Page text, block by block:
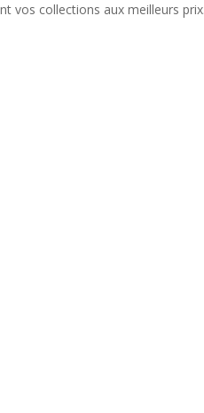
vos collections aux meilleurs